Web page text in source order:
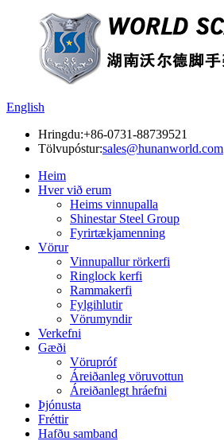
English
Hringdu:+86-0731-88739521
Tölvupóstur:sales@hunanworld.com
Heim
Hver við erum
Heims vinnupalla
Shinestar Steel Group
Fyrirtækjamenning
Vörur
Vinnupallur rörkerfi
Ringlock kerfi
Rammakerfi
Fylgihlutir
Vörumyndir
Verkefni
Gæði
Vörupróf
Áreiðanleg vöruvottun
Áreiðanlegt hráefni
Þjónusta
Fréttir
Hafðu samband